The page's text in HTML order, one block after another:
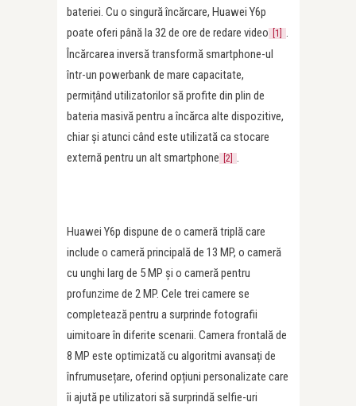
bateriei. Cu o singură încărcare, Huawei Y6p
poate oferi până la 32 de ore de redare video
[1]
.
Încărcarea inversă transformă smartphone-ul
într-un powerbank de mare capacitate,
permițând utilizatorilor să profite din plin de
bateria masivă pentru a încărca alte dispozitive,
chiar și atunci când este utilizată ca stocare
externă pentru un alt smartphone
[2] .
Huawei Y6p dispune de o cameră triplă care
include o cameră principală de 13 MP, o cameră
cu unghi larg de 5 MP și o cameră pentru
profunzime de 2 MP. Cele trei camere se
completează pentru a surprinde fotografii
uimitoare în diferite scenarii. Camera frontală de
8 MP este optimizată cu algoritmi avansați de
înfrumusețare, oferind opțiuni personalizate care
îi ajută pe utilizatori să surprindă selfie-uri